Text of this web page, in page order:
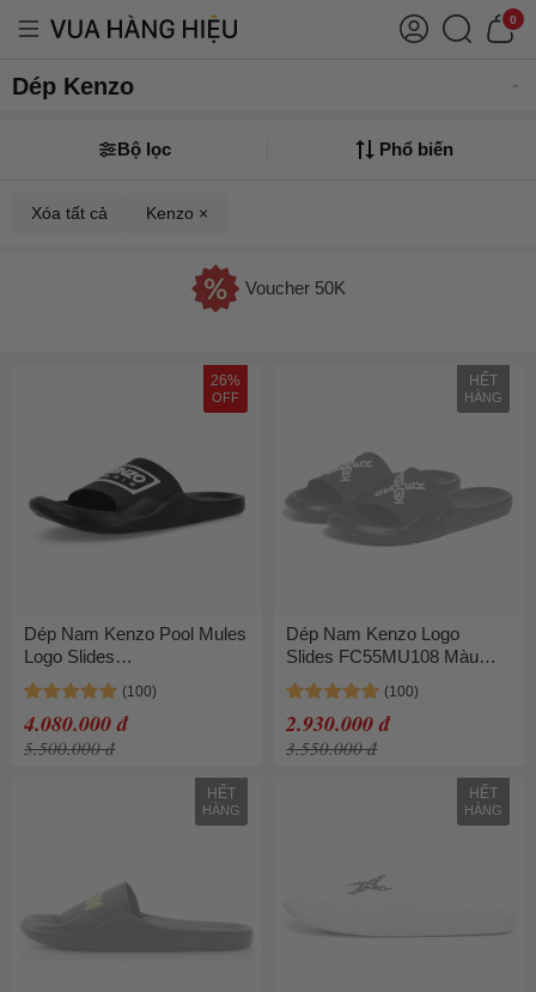
0
Dép Kenzo
Bộ lọc Phổ biến
Xóa tất cả Kenzo ×
Voucher 50K
26%
OFF
Dép Nam Kenzo Pool Mules
Logo Slides
FE55MU110P5099 Màu Đen
Size 42
4.080.000 đ
5.500.000 đ
HẾT
HÀNG
Dép Nam Kenzo Logo
Slides FC55MU108 Màu
Đen Size 40
2.930.000 đ
3.550.000 đ
HẾT
HÀNG
HẾT
HÀNG